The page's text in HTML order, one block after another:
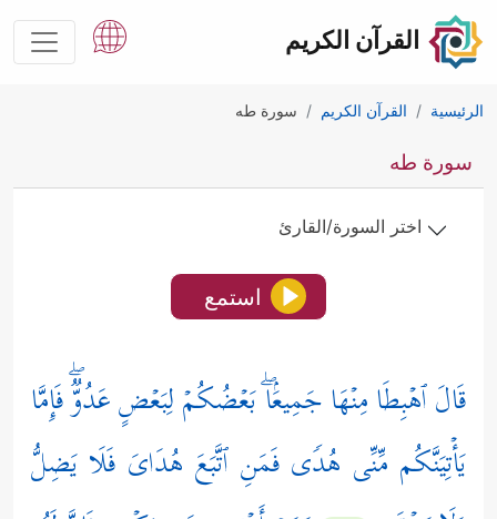
القرآن الكريم
الرئيسية القرآن الكريم سورة طه
سورة طه
اختر السورة/القارئ
استمع
قَالَ ٱهۡبِطَا مِنۡهَا جَمِیعَۢاۖ بَعۡضُكُمۡ لِبَعۡضٍ عَدُوࣱّۖ فَإِمَّا
یَأۡتِیَنَّكُم مِّنِّی هُدࣰى فَمَنِ ٱتَّبَعَ هُدَایَ فَلَا یَضِلُّ